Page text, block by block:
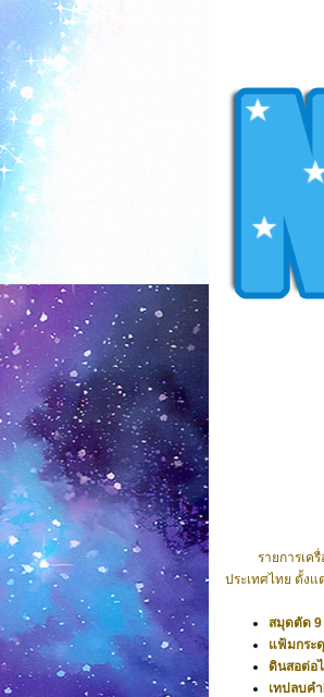
รายการเครื่อง
ประเทศไทย ตั้ง
สมุดตัด 9
แฟ้มกระ
ดินสอต่อ
เทปลบค